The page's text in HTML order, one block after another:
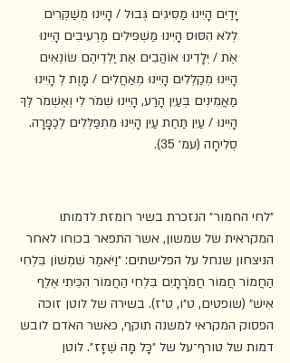
יָדַיִם הָיִינוּ מַסִּיגִים גְּבוּל / הָיִינוּ מְשַׁקְּרִים
לְלֹא הִסּוּס הָיִינוּ מַשְׁפִּילִים מַרְעִיבִים הָיִינוּ
אֶת / יְלָדֵינוּ אוֹהֲבִים אֶת יַלְדֵיהֶם שׂוֹנְאִים
הָיִינוּ מְקַלְּלִים הָיִינוּ מְאַחֲלִים / מָוֶת לְ הָיִינוּ
מַאֲמִינִים בְּעַיִן הָרַע, הָיִינוּ שְׁמֹר לִי וְאֶשְׁמֹר לְךָ
הָיִינוּ / עַיִן תַּחַת עַיִן הָיִינוּ מִתְפַּלְּלִים לְכַפָּרָה.
סְלִיחָה (עמ׳ 35).
״לחי החמור״ הנזכרת בשיר רומזת לדמותו
המקראית של שמשון, אשר התפאר בכוחו לאחר
הניצחון שנחל על הפלישתים: ״וַיֹּאמֶר שִׁמְשׁוֹן בִּלְחִי
הַחֲמוֹר חֲמוֹר חֲמֹרָתָיִם בִּלְחִי הַחֲמוֹר הִכֵּיתִי אֶלֶף
אִישׁ״ (שופטים, ט״ו, ט״ז). בשירה של לוטן זוכה
הפסוק המקראי למשנה תוקף, כאשר האדם לובש
דמות של טורף־על של ״כָּל מָה שֶׁזָּז״. לוטן